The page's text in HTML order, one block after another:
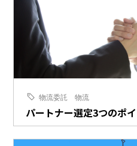
物流委託 物流
パートナー選定3つのポ